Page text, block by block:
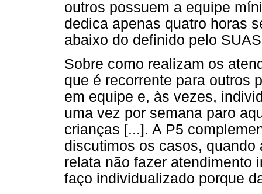
outros possuem a equipe
dedica apenas quatro horas
abaixo do definido pelo
Sobre como realizam os
que é recorrente para outros
em equipe e, às vezes,
uma vez por semana paro
crianças [...]. A P5
discutimos os casos,
relata não fazer atendimento
faço individualizado porque